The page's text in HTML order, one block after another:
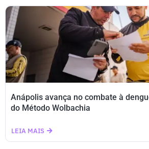
Anápolis avança no combate à
do Método Wolbachia
LEIA MAIS